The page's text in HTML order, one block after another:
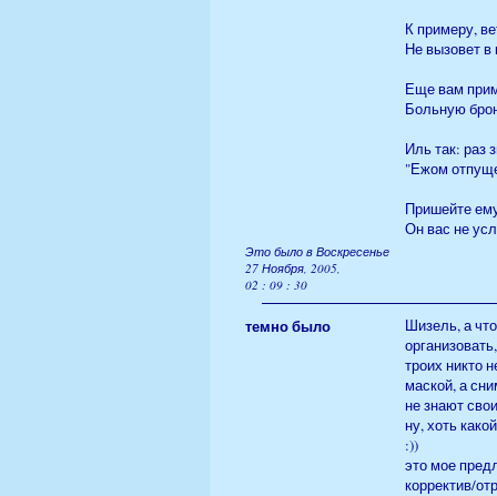
К примеру,
Не вызовет в
Еще вам
Больную
Иль так: раз
"Ежом
Пришейте
Он вас не
Это было в Воскресенье
27 Ноября, 2005,
02 : 09 : 30
темно было
Шизель, а
троих никто
маской, а
не знают
ну, хоть
:))
это мое
корректив/